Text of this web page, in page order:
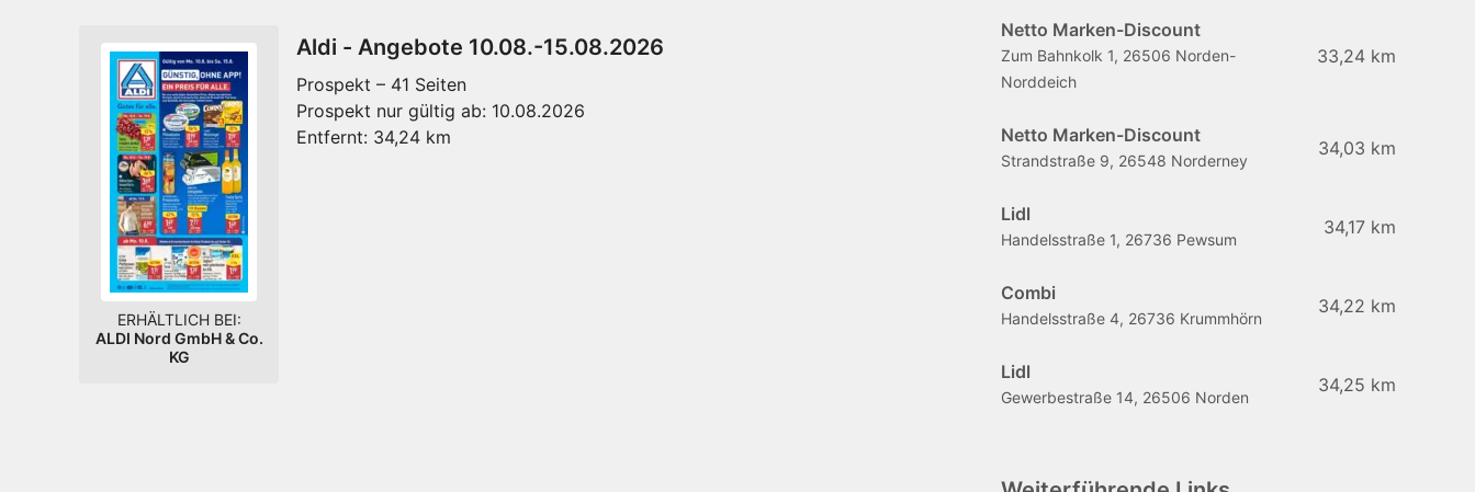
Aldi - Angebote 10.08.-15.08.2026
Prospekt – 41 Seiten
Prospekt nur gültig ab: 10.08.2026
Entfernt: 34,24 km
ERHÄLTLICH BEI:
ALDI Nord GmbH & Co.
KG
Netto Marken-Discount
Zum Bahnkolk 1, 26506 Norden-
Norddeich
33,24 km
Netto Marken-Discount
Strandstraße 9, 26548 Norderney
34,03 km
Lidl
Handelsstraße 1, 26736 Pewsum
34,17 km
Combi
Handelsstraße 4, 26736 Krummhörn
34,22 km
Lidl
Gewerbestraße 14, 26506 Norden
34,25 km